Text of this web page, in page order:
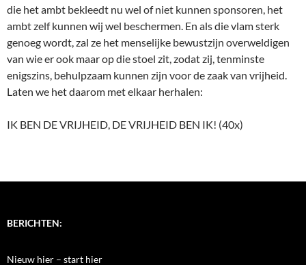
die het ambt bekleedt nu wel of niet kunnen sponsoren, het
ambt zelf kunnen wij wel beschermen. En als die vlam sterk
genoeg wordt, zal ze het menselijke bewustzijn overweldigen
van wie er ook maar op die stoel zit, zodat zij, tenminste
enigszins, behulpzaam kunnen zijn voor de zaak van vrijheid.
Laten we het daarom met elkaar herhalen:
IK BEN DE VRIJHEID, DE VRIJHEID BEN IK! (40x)
BERICHTEN:
Nieuw hier – start hier